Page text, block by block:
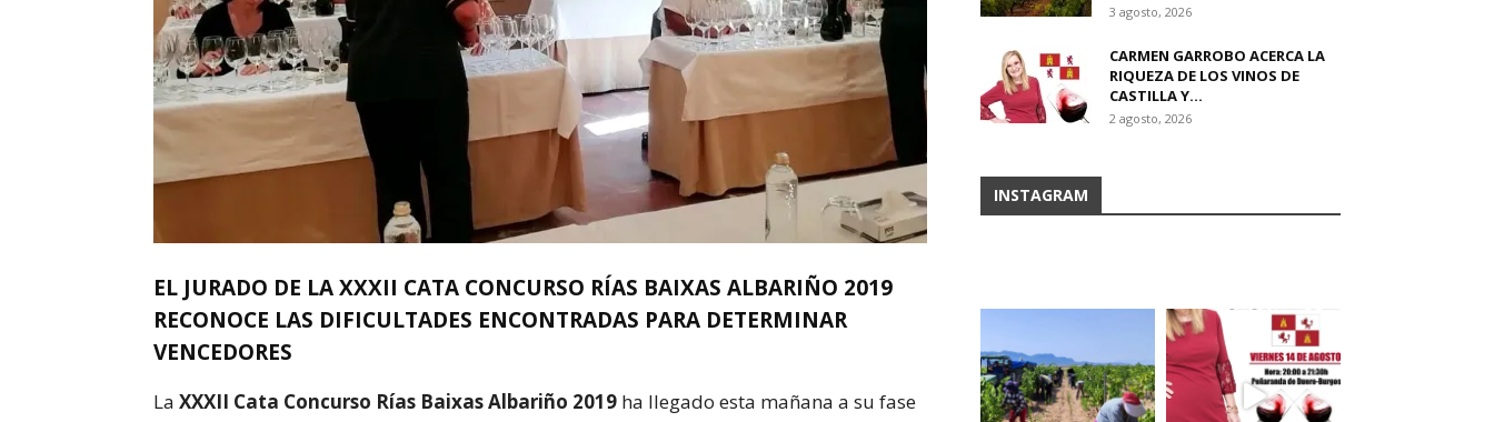
EL JURADO DE LA XXXII CATA CONCURSO RÍAS BAIXAS ALBARIÑO 2019
RECONOCE LAS DIFICULTADES ENCONTRADAS PARA DETERMINAR
VENCEDORES
La XXXII Cata Concurso Rías Baixas Albariño 2019 ha llegado esta mañana a su fase
3 agosto, 2026
CARMEN GARROBO ACERCA LA
RIQUEZA DE LOS VINOS DE
CASTILLA Y...
2 agosto, 2026
INSTAGRAM